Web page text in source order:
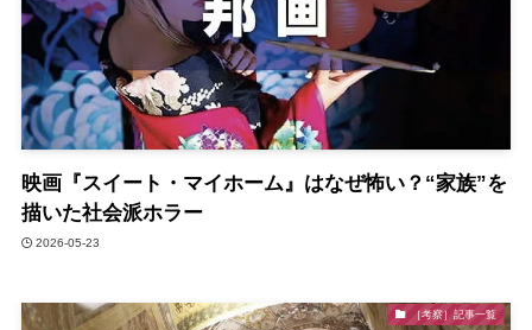
映画『スイート・マイホーム』はなぜ怖い？“家族”を
描いた社会派ホラー
2026-05-23
［考察］記事一覧